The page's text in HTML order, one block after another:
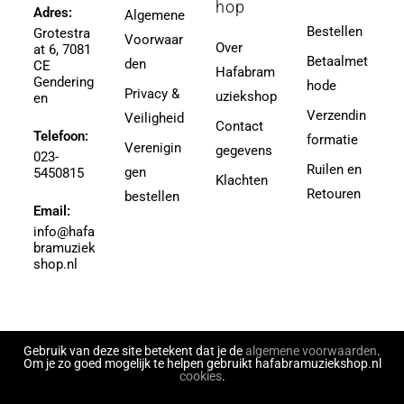
Ager, Milton
Agrell, Jeffrey
Agricole-Genin, Paul
Aguilar, Walter Leon
Aguilera, Christina
Ahbez, Eden
Ahle, Johann R.
Ahronheim, Albert
Airto Moreira Ramon Zenker
Aitken
Aitken, Robert
Al Hirt
Al-Odeh, Simon
3,5 (4e Divisie)
3-4
3.5
30
3e divisie
4
4,5
4,5 (3e divisie)
4.5
6
7
Adres:
Grotestra
at 6, 7081
CE
Gendering
en
Telefoon:
023-
5450815
Email:
info@hafa
bramuziek
shop.nl
Algemene
Voorwaar
den
Privacy &
Veiligheid
Verenigin
gen
bestellen
hop
Over
Hafabram
uziekshop
Contact
gegevens
Klachten
Bestellen
Betaalmet
hode
Verzendin
formatie
Ruilen en
Retouren
Gebruik van deze site betekent dat je dealgemene voorwaarden.
Om je zo goed mogelijk te helpen gebruikt hafabramuziekshop.nl
cookies.